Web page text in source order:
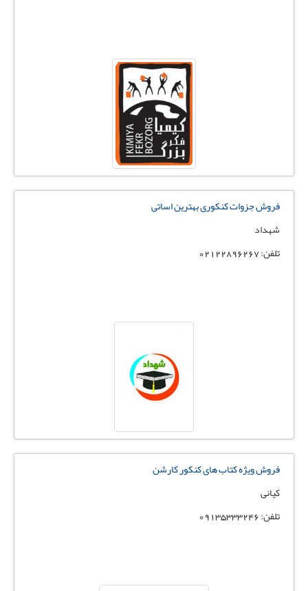
فروش جزوات کنکوری بهترین اساتی
شهداد
تلفن: 02122896267
فروش ویژه کتاب های کنکور کارشن
کیانی
تلفن: 09135333246